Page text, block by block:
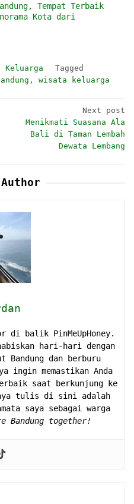
Tempat Terbaik
Kota dari
Keluarga
Tagged
, wisata keluarga
Next post
Menikmati Suasana Ala
Bali di Taman Lembah
Dewata Lembang
di balik PinMeUpHoney.
hari-hari dengan
Bandung dan berburu
ingin memastikan Anda
saat berkunjung ke
tulis di sini adalah
saya sebagai warga
Bandung together!